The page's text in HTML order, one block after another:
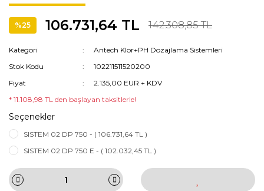
%25 106.731,64 TL 142.308,85 TL
Kategori
Antech Klor+PH Dozajlama Sistemleri
Stok Kodu
102211511520200
Fiyat
2.135,00 EUR + KDV
* 11.108,98 TL den başlayan taksitlerle!
Seçenekler
SISTEM 02 DP 750 - ( 106.731,64 TL )
SISTEM 02 DP 750 E - ( 102.032,45 TL )